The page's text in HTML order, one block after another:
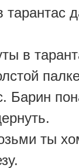
в
Барин
ты